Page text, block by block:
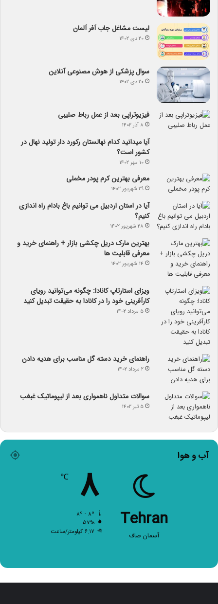
لیست مشاغل جاب آفر آلمان
۲۰ دی ۱۴۰۲
سوال پزشکی از هوش مصنوعی آنلاین
۲۰ دی ۱۴۰۲
فیزیوتراپی بعد از عمل رباط صلیبی
۸ آذر ۱۴۰۲
آیا می­دانید کدام نهالستان رکورد دار تولید نهال­ در
کشور است؟
۱۰ مهر ۱۴۰۲
معرفی بهترین کرم پودر مخملی
۲۹ شهریور ۱۴۰۲
آیا در استان اردبیل می توانیم باغ بادام راه اندازی
کنیم؟
۲۸ شهریور ۱۴۰۲
بهترین مارک دریل چکشی بازار + راهنمای خرید و
معرفی قابلیت ها
۱۴ شهریور ۱۴۰۲
ویزای استارتاپ کانادا: چگونه می‌توانید رویای
کارآفرینی خود را در کانادا به حقیقت تبدیل کنید
۵ مرداد ۱۴۰۲
راهنمای خرید دسته گل مناسب برای هدیه دادن
۲ مرداد ۱۴۰۲
سوالات متداول ناهمواری بعد از لیپوماتیک غبغب
۵ تیر ۱۴۰۲
آب و هوا
Tehran
آسمان صاف
۸ ℃
۵۷%
۶.۱۷ کیلومتر/ساعت